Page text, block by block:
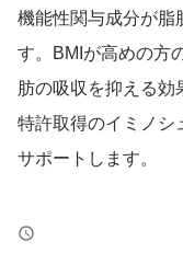
機能性関与成分が脂
す。BMIが高めの方
肪の吸収を抑える効
特許取得のイミノシ
サポートします。
【ブランド】FANCL